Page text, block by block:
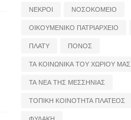
ΝΕΚΡΟΙ
ΝΟΣΟΚΟΜΕΙΟ
ΟΙΚΟΥΜΕΝΙΚΟ ΠΑΤΡΙΑΡΧΕΙΟ
ΠΛΑΤΥ
ΠΟΝΟΣ
ΤΑ ΚΟΙΝΩΝΙΚΑ ΤΟΥ ΧΩΡΙΟΥ ΜΑΣ
ΤΑ ΝΕΑ ΤΗΣ ΜΕΣΣΗΝΙΑΣ
ΤΟΠΙΚΗ ΚΟΙΝΟΤΗΤΑ ΠΛΑΤΕΟΣ